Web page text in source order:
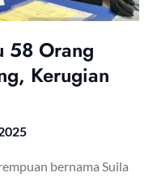
58 Orang
Kerugian
bernama Suila